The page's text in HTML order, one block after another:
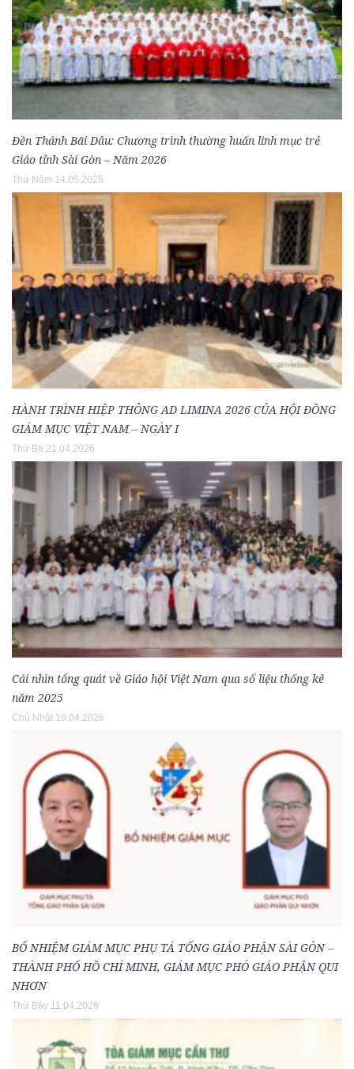
Đền Thánh Bãi Dâu: Chương trình thường huấn linh mục trẻ
Giáo tỉnh Sài Gòn – Năm 2026
Thứ Năm 14.05.2026
HÀNH TRÌNH HIỆP THÔNG AD LIMINA 2026 CỦA HỘI ĐỒNG
GIÁM MỤC VIỆT NAM – NGÀY I
Thứ Ba 21.04.2026
Cái nhìn tổng quát về Giáo hội Việt Nam qua số liệu thống kê
năm 2025
Chủ Nhật 19.04.2026
BỔ NHIỆM GIÁM MỤC PHỤ TÁ TỔNG GIÁO PHẬN SÀI GÒN –
THÀNH PHỐ HỒ CHÍ MINH, GIÁM MỤC PHÓ GIÁO PHẬN QUI
NHƠN
Thứ Bảy 11.04.2026